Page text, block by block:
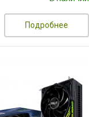
Подробнее